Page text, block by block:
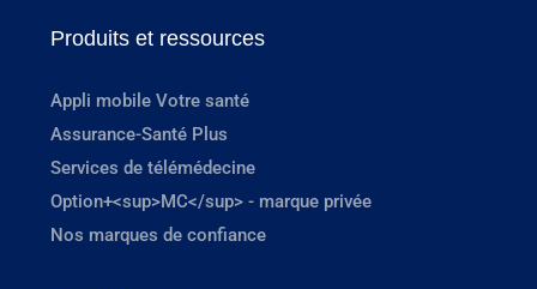
Produits et ressources
Appli mobile Votre santé
Assurance-Santé Plus
Services de télémédecine
Option+<sup>MC</sup> - marque privée
Nos marques de confiance